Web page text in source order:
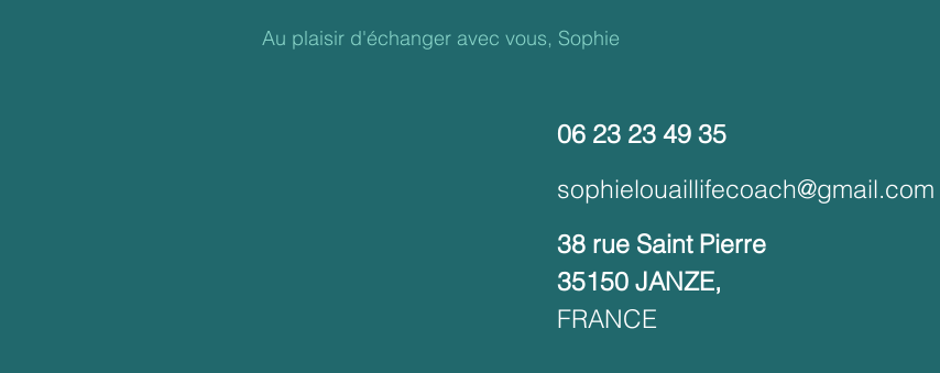
Au plaisir d'échanger avec vous, Sophie
06 23 23 49 35
sophielouaillifecoach@gmail.com
38 rue Saint Pierre
35150 JANZE,
FRANCE